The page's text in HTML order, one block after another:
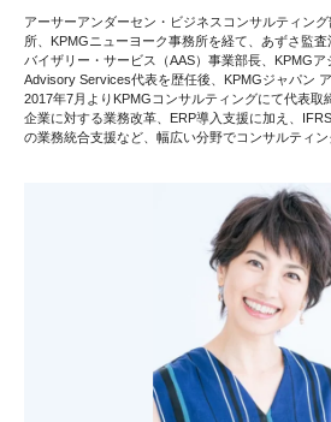
アーサーアンダーセン・ビジネスコンサルティン
所、KPMGニューヨーク事務所を経て、あずさ監
バイザリー・サービス（AAS）事業部長、KPMG
Advisory Services代表を歴任後、KPMGジャパン
2017年7月よりKPMGコンサルティングにて代表取
企業に対する業務改革、ERP導入支援に加え、
の業務統合支援など、幅広い分野でコンサルティン